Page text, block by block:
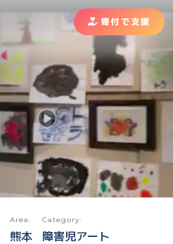
寄付で支援
Area:
熊本
Category:
障害児アート